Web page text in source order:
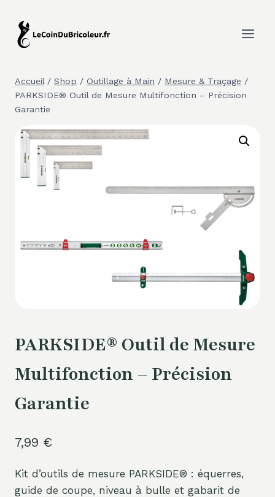
contenu
Accueil / Shop / Outillage à Main / Mesure & Traçage /
PARKSIDE® Outil de Mesure Multifonction – Précision
Garantie
PARKSIDE® Outil de Mesure
Multifonction – Précision
Garantie
7,99 €
Kit d’outils de mesure PARKSIDE® : équerres,
guide de coupe, niveau à bulle et gabarit de